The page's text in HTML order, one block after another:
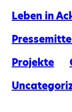
Leben in
Projekte